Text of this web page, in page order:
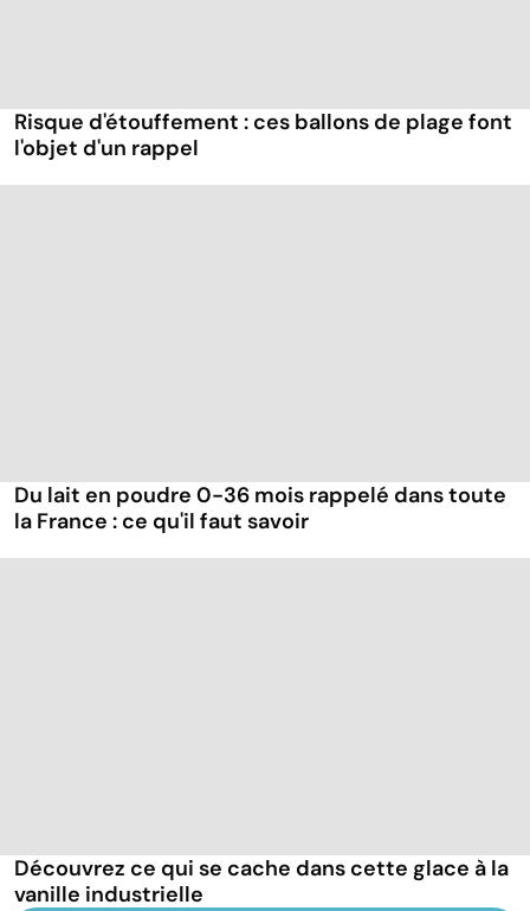
Risque d'étouffement : ces ballons de plage font
l'objet d'un rappel
Du lait en poudre 0-36 mois rappelé dans toute
la France : ce qu'il faut savoir
Découvrez ce qui se cache dans cette glace à la
vanille industrielle